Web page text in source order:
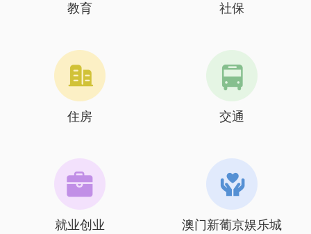
教育 社保
住房 交通
就业创业 澳门新葡京娱乐城